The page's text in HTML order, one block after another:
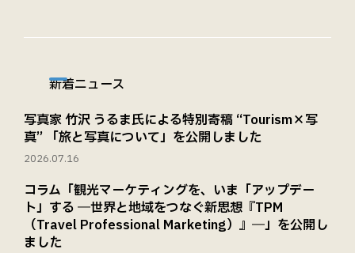
新着ニュース
写真家 竹沢 うるま氏による特別寄稿 “Tourism×写
真” 「旅と写真について」を公開しました
2026.07.16
コラム「観光マーケティングを、いま「アップデー
ト」する ―世界と地域をつなぐ新思想『TPM
（Travel Professional Marketing）』―」を公開し
ました